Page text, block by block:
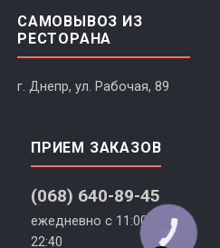
САМОВЫВОЗ ИЗ
РЕСТОРАНА
г. Днепр, ул. Рабочая, 89
ПРИЕМ ЗАКАЗОВ
(068) 640-89-45
ежедневно с 11:00 до
22:40
КНОПКА
СВЯЗИ